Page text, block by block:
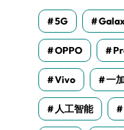
5G
OPPO
Vivo 一
人工智能